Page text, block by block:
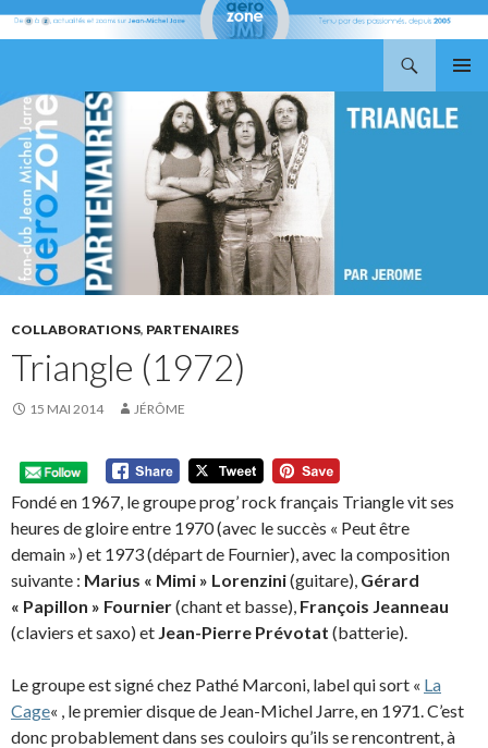
AU
CONTENU
COLLABORATIONS, PARTENAIRES
Triangle (1972)
15 MAI 2014 JÉRÔME
Fondé en 1967, le groupe prog’ rock français Triangle vit ses
heures de gloire entre 1970 (avec le succès « Peut être
demain ») et 1973 (départ de Fournier), avec la composition
suivante : Marius « Mimi » Lorenzini(guitare), Gérard
« Papillon » Fournier(chant et basse), François Jeanneau
(claviers et saxo) et Jean-Pierre Prévotat (batterie).
Le groupe est signé chez Pathé Marconi, label qui sort « La
Cage« , le premier disque de Jean-Michel Jarre, en 1971. C’est
donc probablement dans ses couloirs qu’ils se rencontrent, à